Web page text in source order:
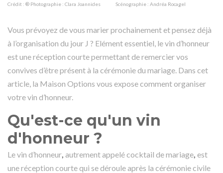
Crédit : ® Photographie : Clara Joannides Scénographie : Andréa Rocagel
Vous prévoyez de vous marier prochainement et pensez déjà
à l’organisation du jour J ? Elément essentiel, le vin d’honneur
est une réception courte permettant de remercier vos
convives d’être présent à la cérémonie du mariage. Dans cet
article, la Maison Options vous expose comment organiser
votre vin d’honneur.
Qu'est-ce qu'un vin
d'honneur ?
Le vin d’honneur autrement appelé cocktail de mariage est
une réception courte qui se déroule après la cérémonie civile